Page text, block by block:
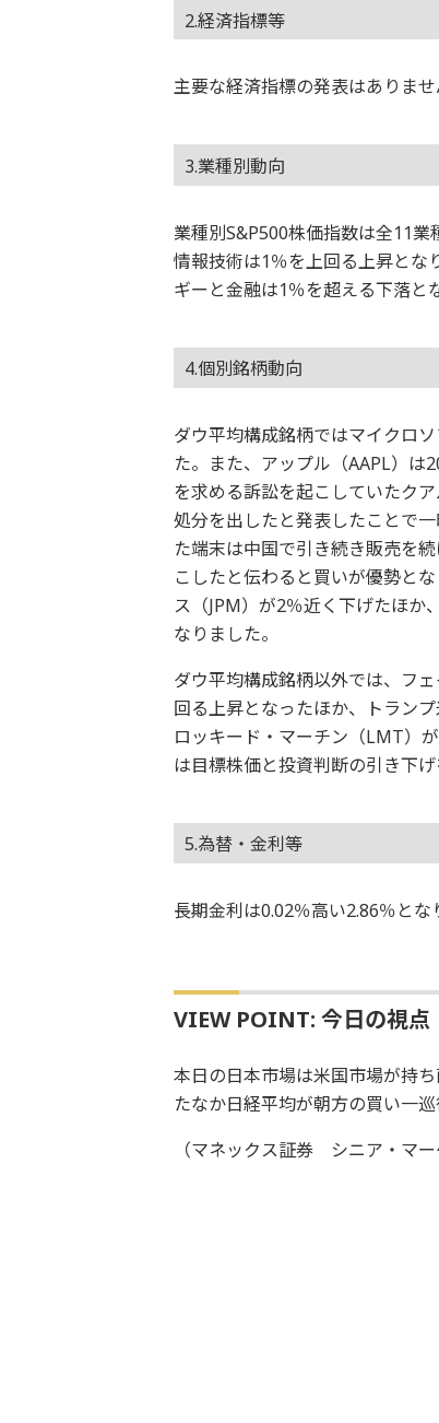
2.経済指標等
主要な経済指標の発表はありませ
3.業種別動向
業種別S&P500株価指数は全11業
情報技術は1％を上回る上昇とな
ギーと金融は1％を超える下落と
4.個別銘柄動向
ダウ平均構成銘柄ではマイクロ
た。また、アップル（AAPL）
を求める訴訟を起こしていたク
処分を出したと発表したことで
た端末は中国で引き続き販売を
こしたと伝わると買いが優勢と
ス（JPM）が2％近く下げたほか
なりました。
ダウ平均構成銘柄以外では、フ
回る上昇となったほか、トラン
ロッキード・マーチン（LMT）
は目標株価と投資判断の引き下
5.為替・金利等
長期金利は0.02％高い2.86％と
VIEW POINT: 今日の視点
本日の日本市場は米国市場が持
たなか日経平均が朝方の買い一
（マネックス証券 シニア・マー